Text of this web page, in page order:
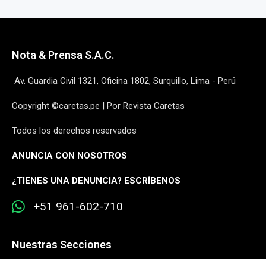
Nota & Prensa S.A.C.
Av. Guardia Civil 1321, Oficina 1802, Surquillo, Lima - Perú
Copyright ©caretas.pe | Por Revista Caretas
Todos los derechos reservados
ANUNCIA CON NOSOTROS
¿TIENES UNA DENUNCIA? ESCRÍBENOS
+51 961-602-710
Nuestras Secciones